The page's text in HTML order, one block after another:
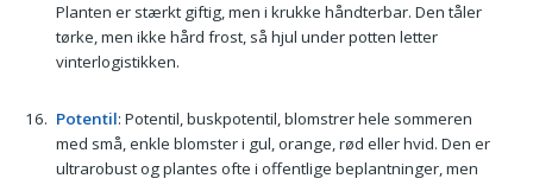
Planten er stærkt giftig, men i krukke håndterbar. Den tåler
tørke, men ikke hård frost, så hjul under potten letter
vinterlogistikken.
Potentil: Potentil, buskpotentil, blomstrer hele sommeren
med små, enkle blomster i gul, orange, rød eller hvid. Den er
ultrarobust og plantes ofte i offentlige beplantninger, men